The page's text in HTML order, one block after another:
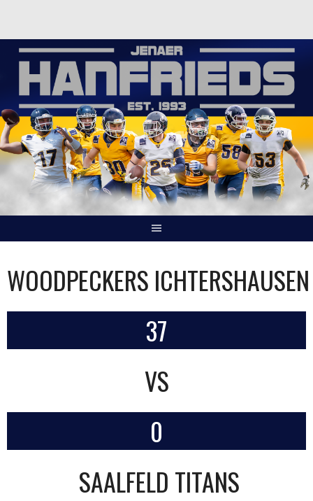
Inhalt
WOODPECKERS ICHTERSHAUSEN
37
VS
0
SAALFELD TITANS